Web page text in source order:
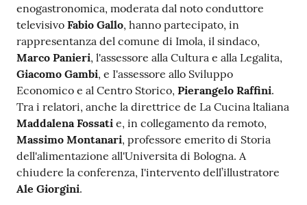
enogastronomica, moderata dal noto conduttore
televisivo Fabio Gallo, hanno partecipato, in
rappresentanza del comune di Imola, il sindaco,
Marco Panieri, l'assessore alla Cultura e alla Legalita,
Giacomo Gambi, e I'assessore allo Sviluppo
Economico e al Centro Storico, Pierangelo Raffini.
Tra i relatori, anche la direttrice de La Cucina ltaliana
Maddalena Fossati e, in collegamento da remoto,
Massimo Montanari, professore emerito di Storia
dell'alimentazione all'Universita di Bologna. A
chiudere la conferenza, I'intervento dell’illustratore
Ale Giorgini.